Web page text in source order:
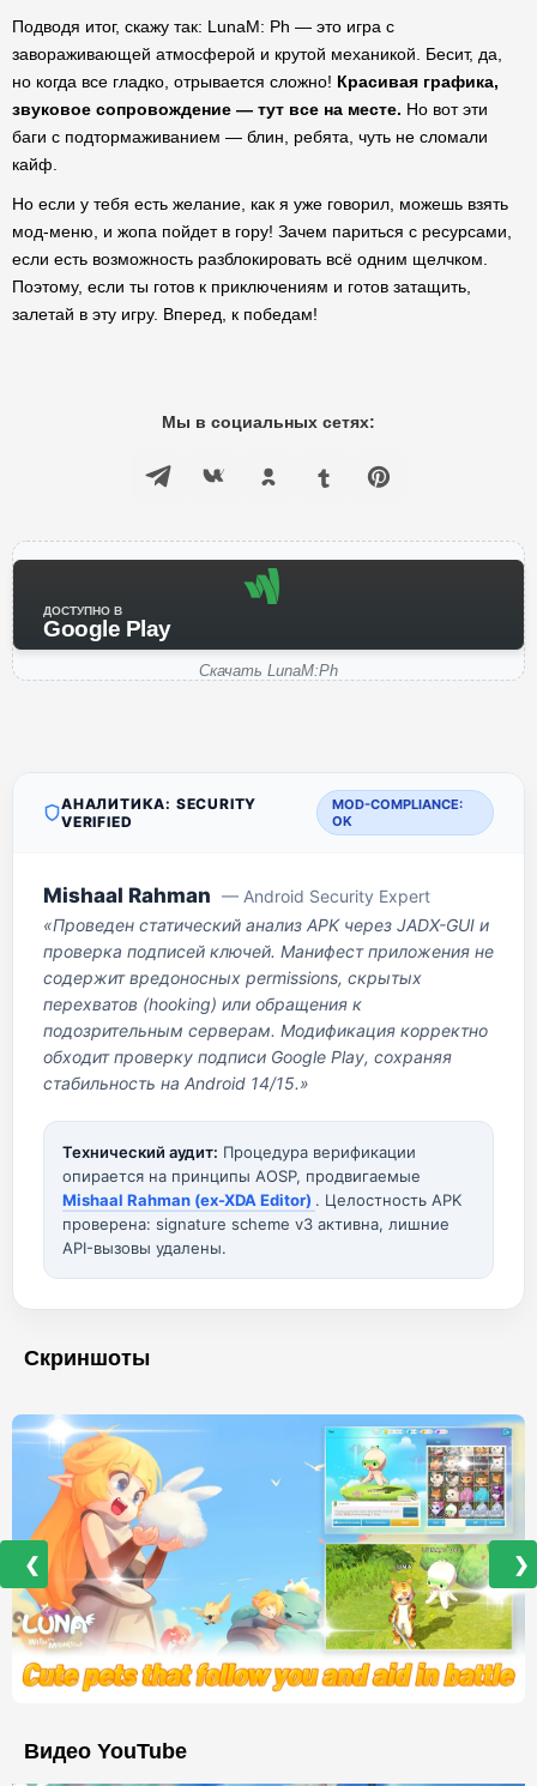
Подводя итог, скажу так: LunaM: Ph — это игра с
завораживающей атмосферой и крутой механикой. Бесит, да,
но когда все гладко, отрывается сложно! Красивая графика,
звуковое сопровождение — тут все на месте. Но вот эти
баги с подтормаживанием — блин, ребята, чуть не сломали
кайф.
Но если у тебя есть желание, как я уже говорил, можешь взять
мод-меню, и жопа пойдет в гору! Зачем париться с ресурсами,
если есть возможность разблокировать всё одним щелчком.
Поэтому, если ты готов к приключениям и готов затащить,
залетай в эту игру. Вперед, к победам!
Мы в социальных сетях:
ДОСТУПНО В
Google Play
Скачать LunaM:Ph
АНАЛИТИКА: SECURITY
VERIFIED
MOD-COMPLIANCE:
OK
Mishaal Rahman — Android Security Expert
«Проведен статический анализ APK через JADX-GUI и
проверка подписей ключей. Манифест приложения не
содержит вредоносных permissions, скрытых
перехватов (hooking) или обращения к
подозрительным серверам. Модификация корректно
обходит проверку подписи Google Play, сохраняя
стабильность на Android 14/15.»
Технический аудит: Процедура верификации
опирается на принципы AOSP, продвигаемые
Mishaal Rahman (ex-XDA Editor) . Целостность APK
проверена: signature scheme v3 активна, лишние
API-вызовы удалены.
Скриншоты
❮ ❯
Видео YouTube